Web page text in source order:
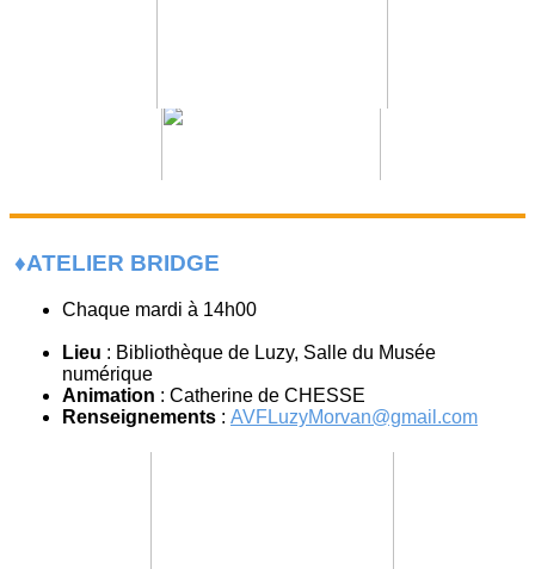
♦️ATELIER BRIDGE
Chaque mardi à 14h00
Lieu : Bibliothèque de Luzy, Salle du Musée
numérique
Animation : Catherine de CHESSE
Renseignements : AVFLuzyMorvan@gmail.com